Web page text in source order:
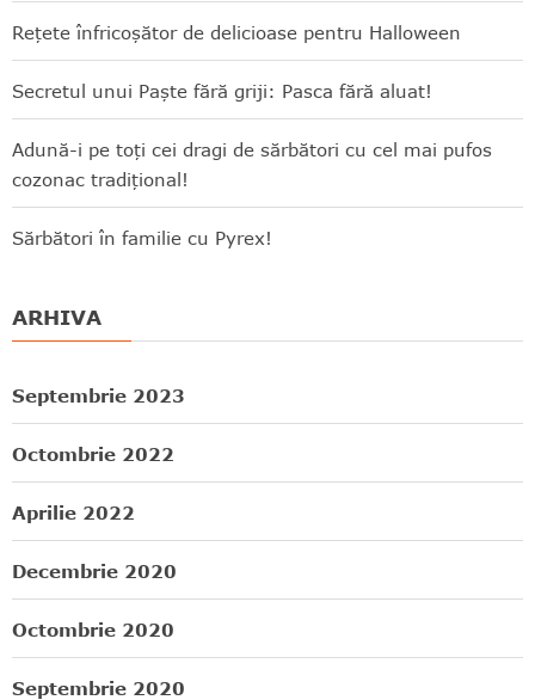
Rețete înfricoșător de delicioase pentru Halloween
Secretul unui Paște fără griji: Pasca fără aluat!
Adună-i pe toți cei dragi de sărbători cu cel mai pufos
cozonac tradițional!
Sărbători în familie cu Pyrex!
ARHIVA
Septembrie 2023
Octombrie 2022
Aprilie 2022
Decembrie 2020
Octombrie 2020
Septembrie 2020